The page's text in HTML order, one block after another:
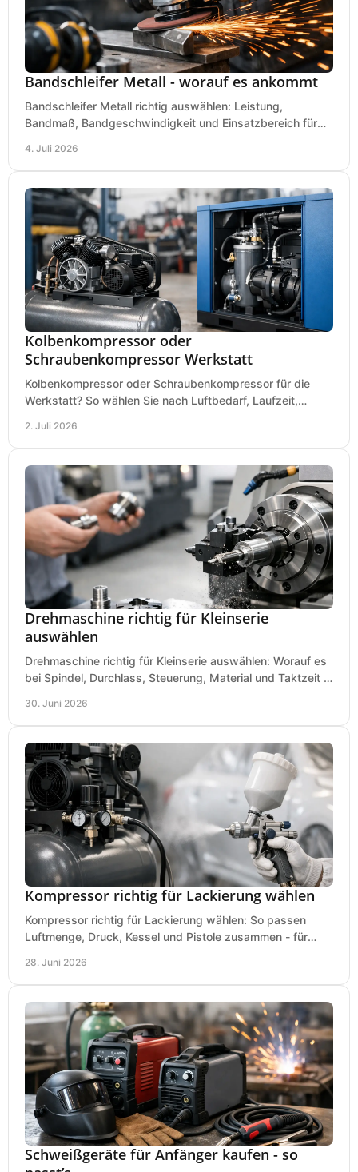
Bandschleifer Metall - worauf es ankommt
Bandschleifer Metall richtig auswählen: Leistung,
Bandmaß, Bandgeschwindigkeit und Einsatzbereich für
4. Juli 2026
Kolbenkompressor oder
Schraubenkompressor Werkstatt
Kolbenkompressor oder Schraubenkompressor für die
Werkstatt? So wählen Sie nach Luftbedarf, Laufzeit,
2. Juli 2026
Drehmaschine richtig für Kleinserie
auswählen
Drehmaschine richtig für Kleinserie auswählen: Worauf es
bei Spindel, Durchlass, Steuerung, Material und Taktzeit in
30. Juni 2026
Kompressor richtig für Lackierung wählen
Kompressor richtig für Lackierung wählen: So passen
Luftmenge, Druck, Kessel und Pistole zusammen - für
28. Juni 2026
Schweißgeräte für Anfänger kaufen - so